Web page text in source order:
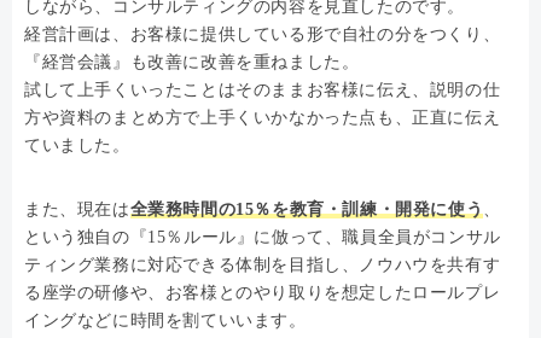
しながら、コンサルティングの内容を見直したのです。
経営計画は、お客様に提供している形で自社の分をつくり、
『経営会議』も改善に改善を重ねました。
試して上手くいったことはそのままお客様に伝え、説明の仕
方や資料のまとめ方で上手くいかなかった点も、正直に伝え
ていました。
また、現在は全業務時間の15％を教育・訓練・開発に使う、
という独自の『15％ルール』に倣って、職員全員がコンサル
ティング業務に対応できる体制を目指し、ノウハウを共有す
る座学の研修や、お客様とのやり取りを想定したロールプレ
イングなどに時間を割ていいます。